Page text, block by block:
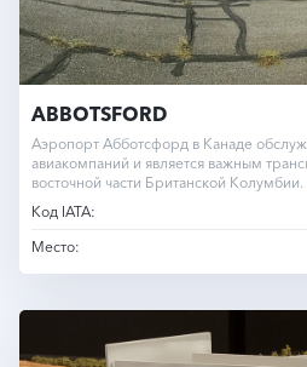
ABBOTSFORD
Аэропорт Абботсфорд в Канаде
авиакомпаний и является важным
восточной части Британской Колумбии.
Код IATA:
Место: